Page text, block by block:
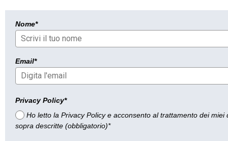
Nome*
Email*
Privacy Policy*
Ho letto la Privacy Policy e acconsento al trattamento dei
sopra descritte (obbligatorio)*